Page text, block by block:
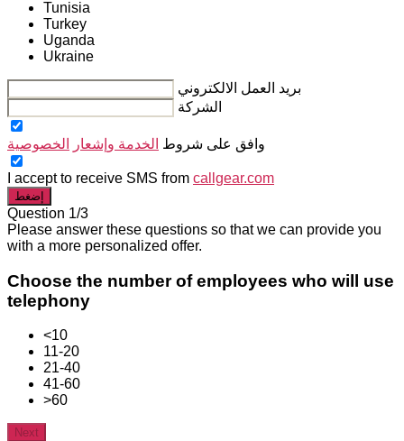
Tunisia
Turkey
Uganda
Ukraine
بريد العمل الالكتروني
الشركة
وافق على شروط الخدمة وإشعار الخصوصية
I accept to receive SMS from callgear.com
إضغط
Question 1/3
Please answer these questions so that we can provide you
with a more personalized offer.
Choose the number of employees who will use
telephony
<10
11-20
21-40
41-60
>60
Next